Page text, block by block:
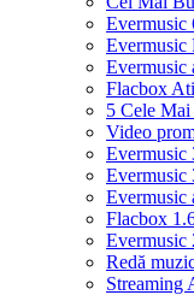
Evermusic
Evermusic
Flacbox
5 Cele
Video
Evermusic
Evermusic
Evermusic
Flacbox
Evermusic
Redă
Streaming